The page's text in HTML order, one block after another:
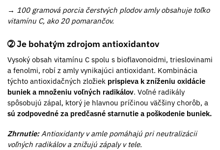
→ 100 gramová porcia čerstvých plodov amly obsahuje toľko
vitamínu C, ako 20 pomarančov.
➁Je bohatým zdrojom antioxidantov
Vysoký obsah vitamínu C spolu s bioflavonoidmi, trieslovinami
a fenolmi, robí z amly vynikajúci antioxidant. Kombinácia
týchto antioxidačných zložiek prispieva k zníženiu oxidácie
buniek a množeniu voľných radikálov. Voľné radikály
spôsobujú zápal, ktorý je hlavnou príčinou väčšiny chorôb, a
sú zodpovedné za predčasné starnutie a poškodenie buniek.
Zhrnutie:Antioxidanty v amle pomáhajú pri neutralizácii
voľných radikálov a znižujú zápaly v tele.